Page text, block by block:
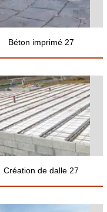
Béton imprimé 27
Création de dalle 27